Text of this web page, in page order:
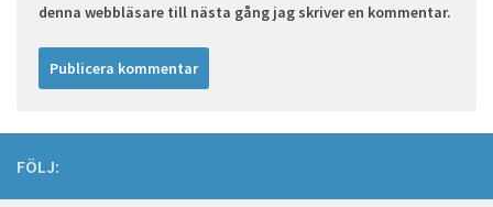
denna webbläsare till nästa gång jag skriver en kommentar.
FÖLJ: